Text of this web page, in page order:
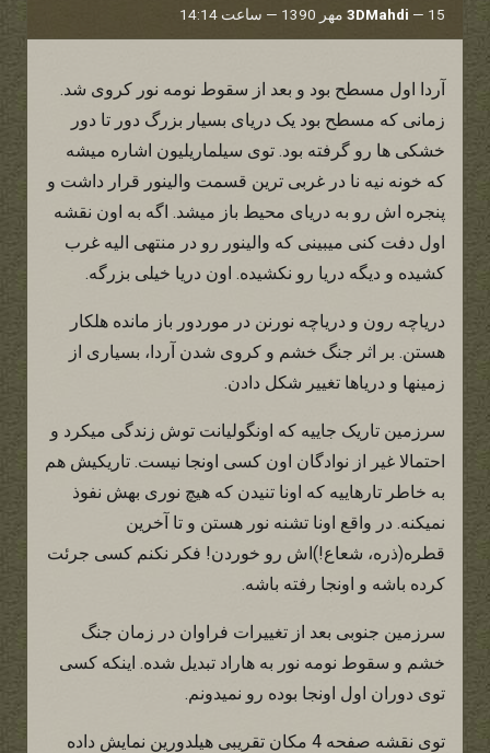
3DMahdi — 15 مهر 1390 — ساعت 14:14
آردا اول مسطح بود و بعد از سقوط نومه نور کروی شد.
زمانی که مسطح بود یک دریای بسیار بزرگ دور تا دور
خشکی ها رو گرفته بود. توی سیلماریلیون اشاره میشه
که خونه نیه نا در غربی ترین قسمت والینور قرار داشت و
پنجره اش رو به دریای محیط باز میشد. اگه به اون نقشه
اول دفت کنی میبینی که والینور رو در منتهی الیه غرب
کشیده و دیگه دریا رو نکشیده. اون دریا خیلی بزرگه.
دریاچه رون و دریاچه نورنن در موردور باز مانده هلکار
هستن. بر اثر جنگ خشم و کروی شدن آردا، بسیاری از
زمینها و دریاها تغییر شکل دادن.
سرزمین تاریک جاییه که اونگولیانت توش زندگی میکرد و
احتمالا غیر از نوادگان اون کسی اونجا نیست. تاریکیش هم
به خاطر تارهاییه که اونا تنیدن که هیچ نوری بهش نفوذ
نمیکنه. در واقع اونا تشنه نور هستن و تا آخرین
قطره(ذره، شعاع!)اش رو خوردن! فکر نکنم کسی جرئت
کرده باشه و اونجا رفته باشه.
سرزمین جنوبی بعد از تغییرات فراوان در زمان جنگ
خشم و سقوط نومه نور به هاراد تبدیل شده. اینکه کسی
توی دوران اول اونجا بوده رو نمیدونم.
توی نقشه صفحه 4 مکان تقریبی هیلدورین نمایش داده